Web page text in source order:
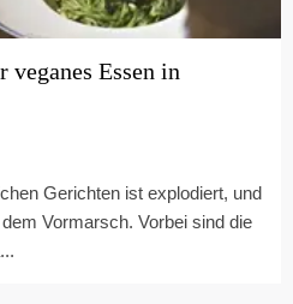
veganes Essen in
Gerichten ist explodiert, und
Vormarsch. Vorbei sind die